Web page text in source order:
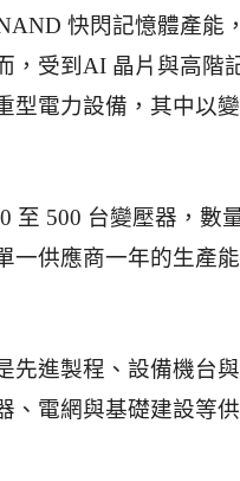
快閃記憶體產能
，受到AI 晶片與高階
型電力設備，其中以
至 500 台變壓器，數
一供應商一年的生產能
先進製程、設備機台
、電網與基礎建設等